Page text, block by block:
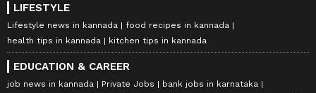
LIFESTYLE
Lifestyle news in kannada
food recipes in kannada
health tips in kannada
kitchen tips in kannada
EDUCATION & CAREER
job news in kannada Private Jobs
bank jobs in karnataka